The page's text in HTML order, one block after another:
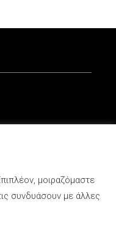
μοιραζόμαστε
συνδυάσουν με άλλες